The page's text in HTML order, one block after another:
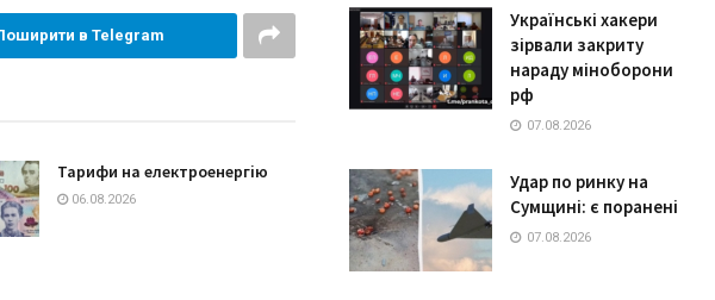
в Telegram
Тарифи на електроенергію
06.08.2026
Українські хакери
зірвали закриту
нараду міноборони
рф
07.08.2026
Удар по ринку на
Сумщині: є поранені
07.08.2026